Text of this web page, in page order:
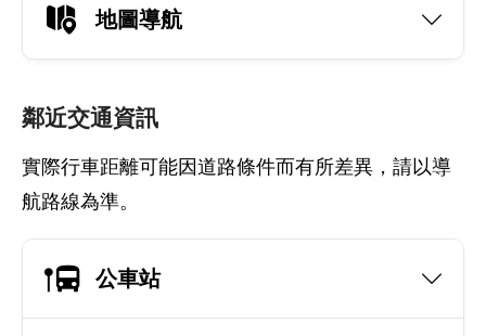
地圖導航
鄰近交通資訊
實際行車距離可能因道路條件而有所差異，請以導
航路線為準。
公車站